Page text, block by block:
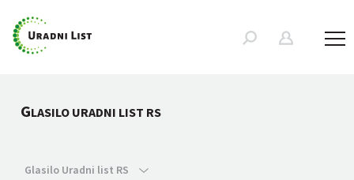
GLASILO URADNI LIST RS
Glasilo Uradni list RS